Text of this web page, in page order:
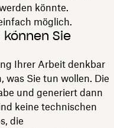
könnte.
möglich.
Sie
Ihrer Arbeit denkbar
was Sie tun wollen. Die
und generiert dann
keine technischen
die